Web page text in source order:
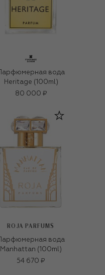
Парфюмерная вода
Heritage (100ml)
80 000 ₽
ROJA PARFUMS
Парфюмерная вода
Manhattan (100ml)
54 670 ₽